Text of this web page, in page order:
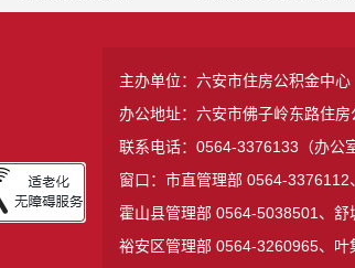
主办单位：六安市住房公积金中心
办公地址：六安市佛子岭东路住
联系电话：0564-3376133（办公
窗口：市直管理部 0564-
霍山县管理部 0564-5038501、
裕安区管理部 0564-3260965、